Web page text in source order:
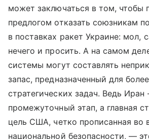
может заключаться в том, чтобы
предлогом отказать союзникам
в поставках ракет Украине: мол,
нечего и просить. А на самом
системы могут составлять
запас, предназначенный для
стратегических задач. Ведь
промежуточный этап, а главная
цель США, четко прописанная во
национальной безопасности, —